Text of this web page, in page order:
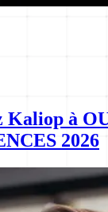
Kaliop à
2026